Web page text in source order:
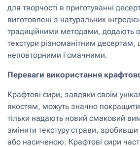
для творчості в приготуванні
виготовлені з натуральних
традиційними методами, додають
текстури різноманітним десертам,
неповторними і смачними.
Переваги використання
Крафтові сири, завдяки своїм
якостям, можуть значно
тільки надають новий смаковий
змінити текстуру страви,
або насиченою. Крафтові сири